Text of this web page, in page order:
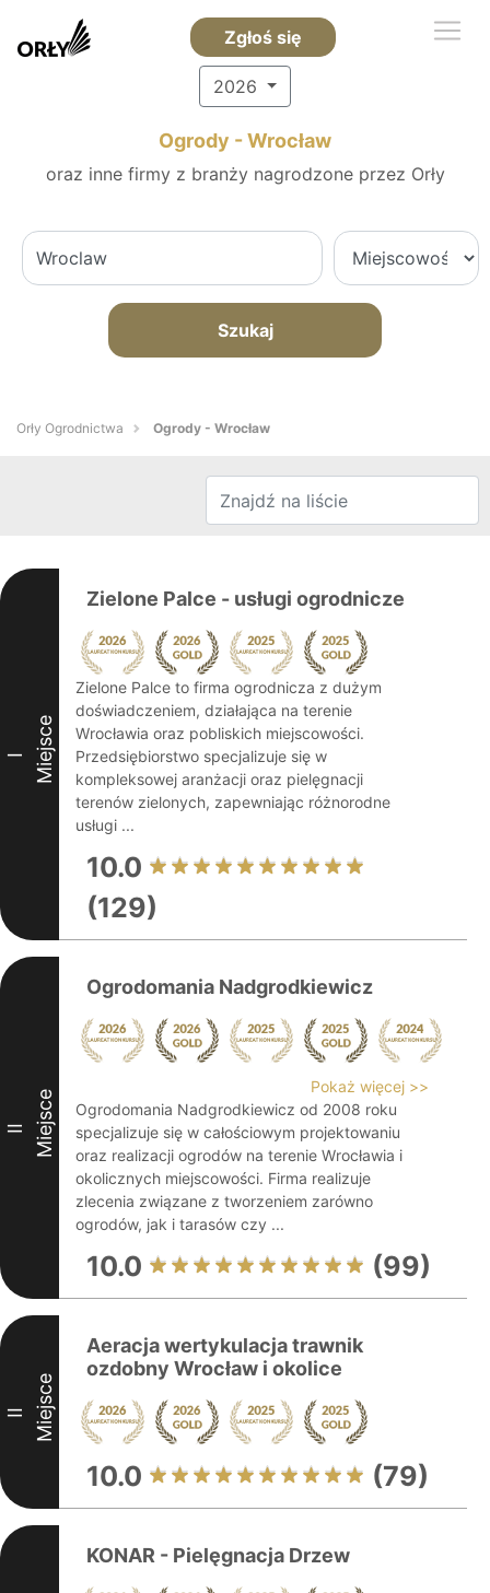
Zgłoś się
2026
Ogrody - Wrocław
oraz inne firmy z branży nagrodzone przez Orły
Szukaj
Orły Ogrodnictwa Ogrody - Wrocław
I Miejsce
Zielone Palce - usługi ogrodnicze
Zielone Palce to firma ogrodnicza z dużym
doświadczeniem, działająca na terenie
Wrocławia oraz pobliskich miejscowości.
Przedsiębiorstwo specjalizuje się w
kompleksowej aranżacji oraz pielęgnacji
terenów zielonych, zapewniając różnorodne
usługi ...
10.0
(129)
II Miejsce
Ogrodomania Nadgrodkiewicz
Pokaż więcej >>
Ogrodomania Nadgrodkiewicz od 2008 roku
specjalizuje się w całościowym projektowaniu
oraz realizacji ogrodów na terenie Wrocławia i
okolicznych miejscowości. Firma realizuje
zlecenia związane z tworzeniem zarówno
ogrodów, jak i tarasów czy ...
10.0 (99)
II Miejsce
Aeracja wertykulacja trawnik
ozdobny Wrocław i okolice
10.0 (79)
KONAR - Pielęgnacja Drzew